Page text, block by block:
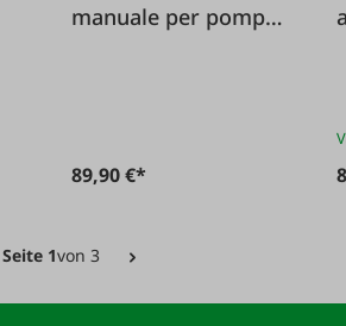
manuale per pompa
89,90 €*
Seite 1von 3